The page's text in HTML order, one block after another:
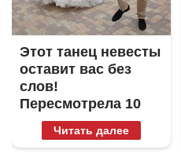
Этот танец невесты
оставит вас без
слов!
Пересмотрела 10
раз
Читать далее